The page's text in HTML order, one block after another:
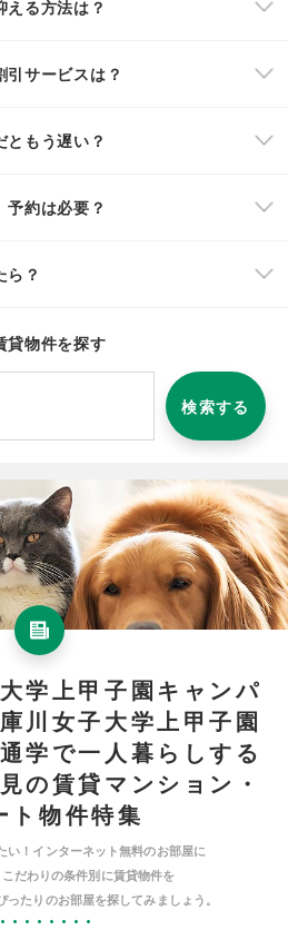
る方法は？
サービスは？
もう遅い？
予約は必要？
ら？
貸物件を探す
検索する
学上甲子園キャンパ
川女子大学上甲子園
学で一人暮らしする
の賃貸マンション・
ト物件特集
い！インターネット無料のお部屋に
だわりの条件別に賃貸物件を
たりのお部屋を探してみましょう。